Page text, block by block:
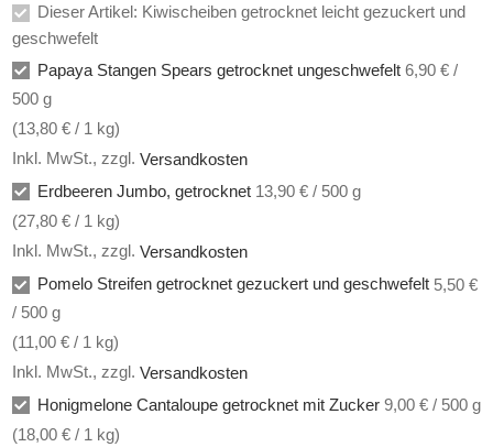
Dieser Artikel: Kiwischeiben getrocknet leicht gezuckert und
geschwefelt
Papaya Stangen Spears getrocknet ungeschwefelt 6,90 € /
500 g
(13,80 € / 1 kg)
Inkl. MwSt., zzgl. Versandkosten
Erdbeeren Jumbo, getrocknet 13,90 € / 500 g
(27,80 € / 1 kg)
Inkl. MwSt., zzgl. Versandkosten
Pomelo Streifen getrocknet gezuckert und geschwefelt 5,50 €
/ 500 g
(11,00 € / 1 kg)
Inkl. MwSt., zzgl. Versandkosten
Honigmelone Cantaloupe getrocknet mit Zucker 9,00 € / 500 g
(18,00 € / 1 kg)